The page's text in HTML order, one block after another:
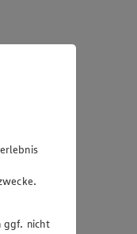
ggf. nicht